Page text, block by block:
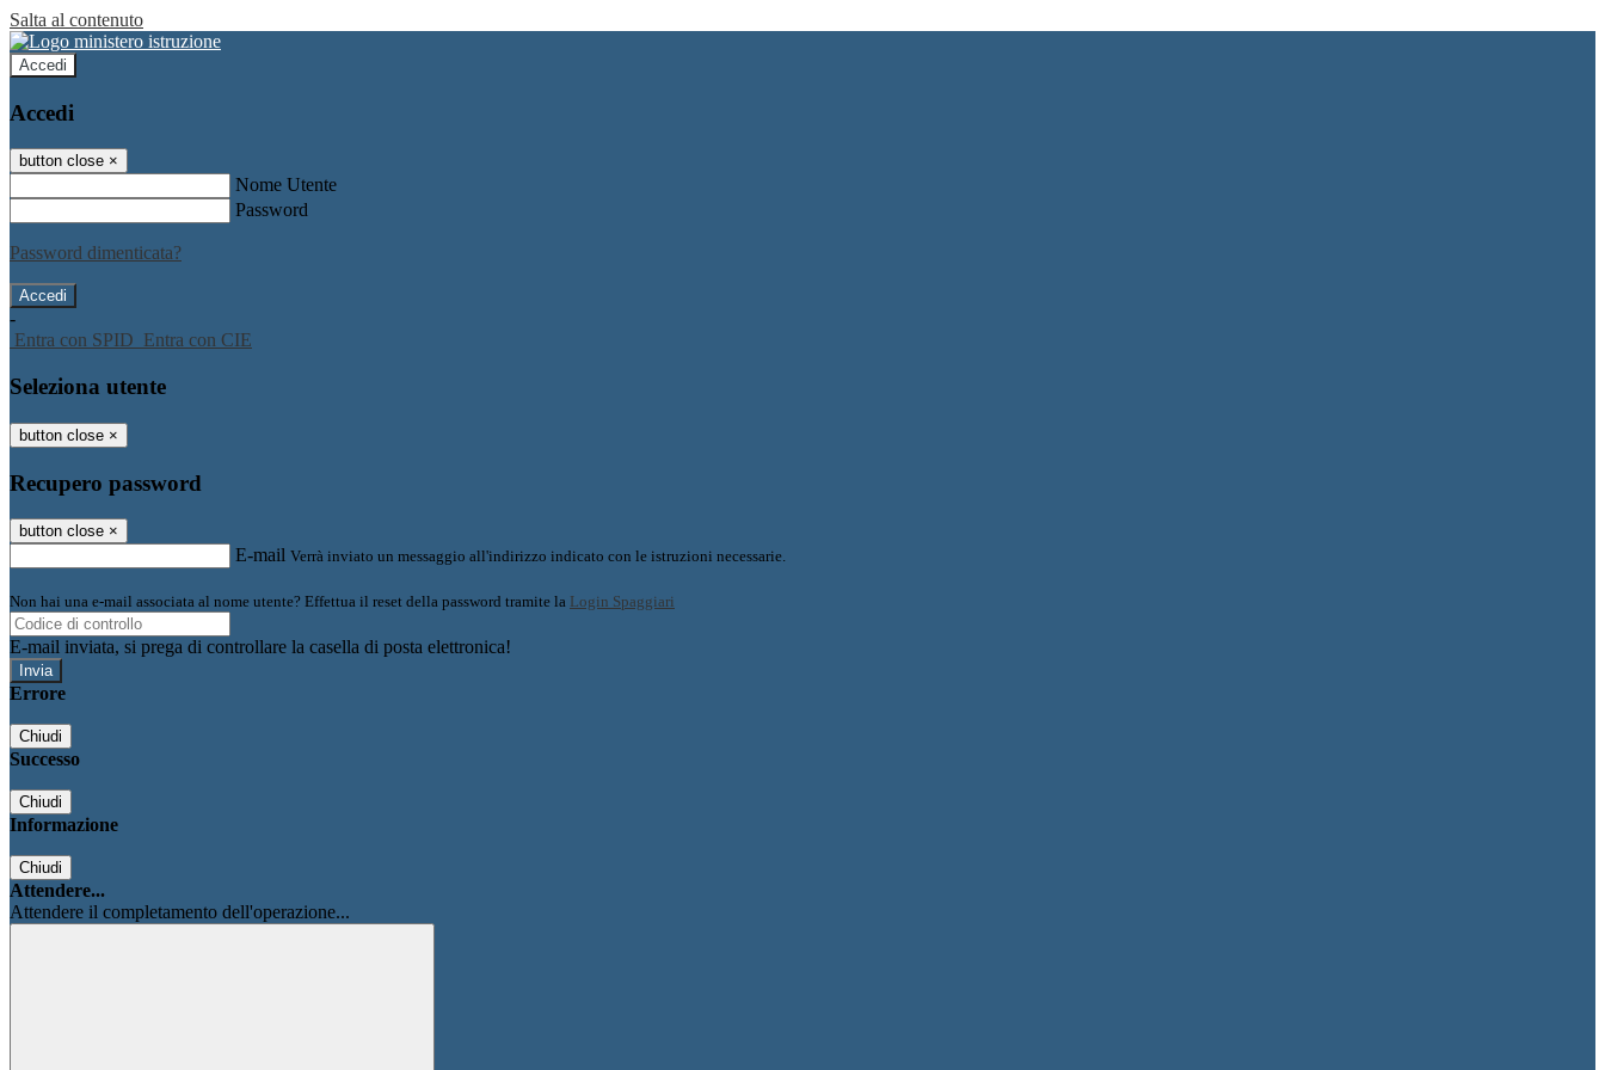
Salta al contenuto
Accedi
Accedi
button close ×
Nome Utente
Password
Password dimenticata?
-
Entra con SPID Entra con CIE
Seleziona utente
button close ×
Recupero password
button close ×
E-mail Verrà inviato un messaggio all'indirizzo indicato con le istruzioni necessarie.
Non hai una e-mail associata al nome utente? Effettua il reset della password tramite la Login Spaggiari
E-mail inviata, si prega di controllare la casella di posta elettronica!
Errore
Chiudi
Successo
Chiudi
Informazione
Chiudi
Attendere...
Attendere il completamento dell'operazione...